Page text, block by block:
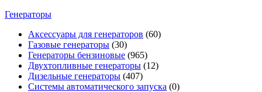
Генераторы
Аксессуары для генераторов (60)
Газовые генераторы (30)
Генераторы бензиновые (965)
Двухтопливные генераторы (12)
Дизельные генераторы (407)
Системы автоматического запуска (0)